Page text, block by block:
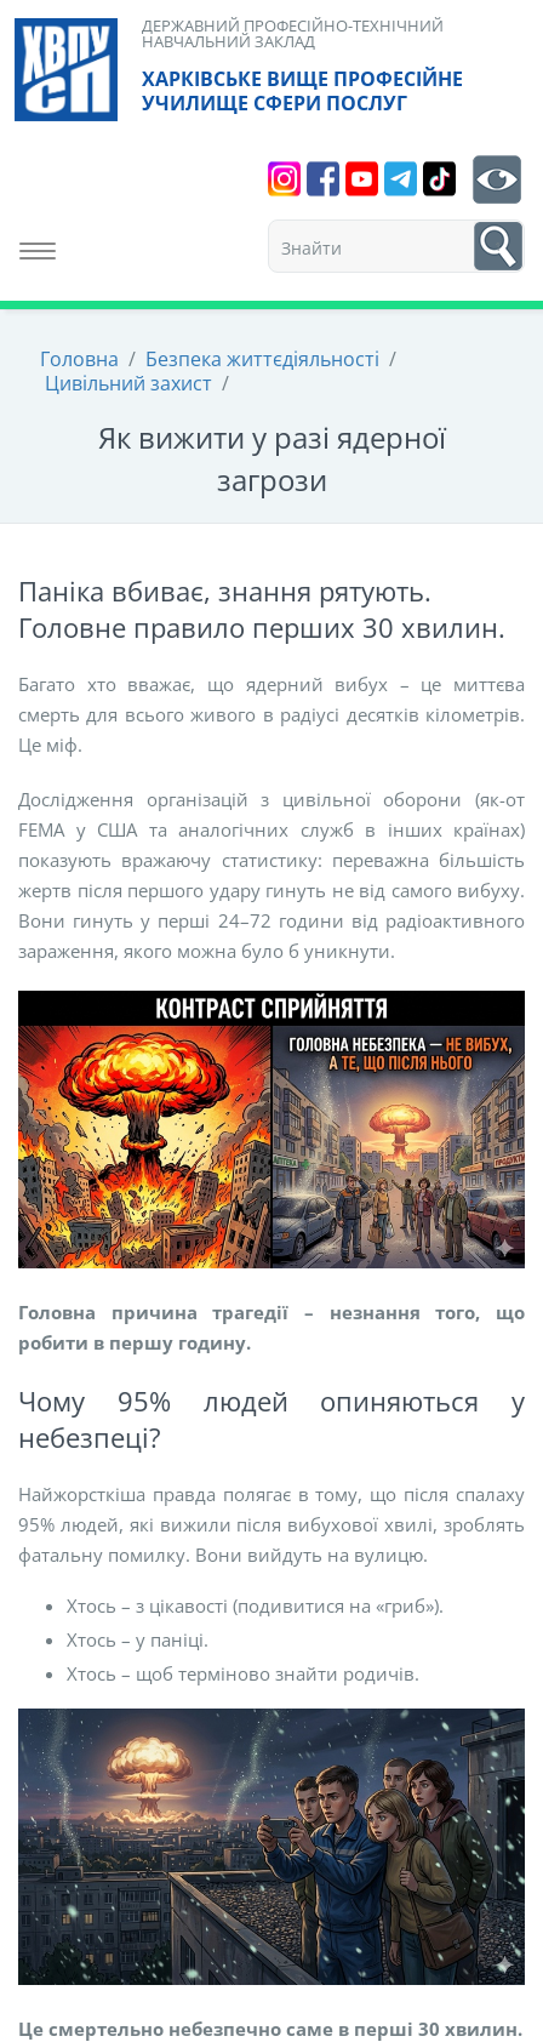
Skip
content
ХАРКІВСЬКЕ ВИЩЕ ПРОФЕСІЙНЕ
УЧИЛИЩЕ СФЕРИ ПОСЛУГ
ДЕРЖАВНИЙ ПРОФЕСІЙНО-ТЕХНІЧНИЙ
НАВЧАЛЬНИЙ ЗАКЛАД
Toggle navigation
1
Головна / Безпека життєдіяльності /
Цивільний захист /
Як вижити у разі ядерної
загрози
Паніка вбиває, знання рятують.
Головне правило перших 30 хвилин.
Багато хто вважає, що ядерний вибух – це миттєва
смерть для всього живого в радіусі десятків кілометрів.
Це міф.
Дослідження організацій з цивільної оборони (як-от
FEMA у США та аналогічних служб в інших країнах)
показують вражаючу статистику: переважна більшість
жертв після першого удару гинуть не від самого вибуху.
Вони гинуть у перші 24–72 години від радіоактивного
зараження, якого можна було б уникнути.
Головна причина трагедії – незнання того, що
робити в першу годину.
Чому 95% людей опиняються у
небезпеці?
Найжорсткіша правда полягає в тому, що після спалаху
95% людей, які вижили після вибухової хвилі, зроблять
фатальну помилку. Вони вийдуть на вулицю.
Хтось – з цікавості (подивитися на «гриб»).
Хтось – у паніці.
Хтось – щоб терміново знайти родичів.
Це смертельно небезпечно саме в перші 30 хвилин.